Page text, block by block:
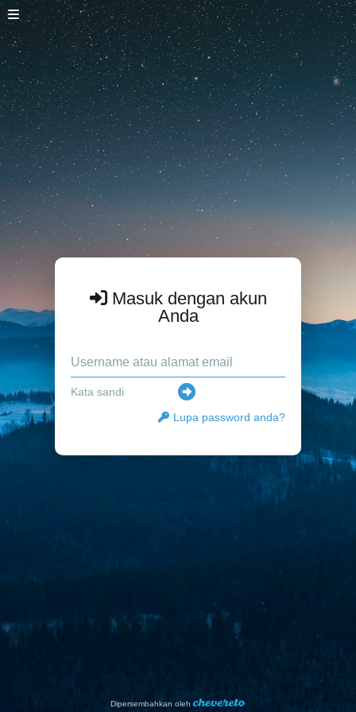
Masuk dengan akun
Anda
Lupa password anda?
Dipersembahkan oleh